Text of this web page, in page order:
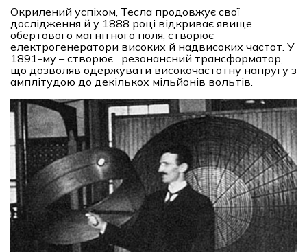
Окрилений успіхом, Тесла продовжує свої
дослідження й у 1888 році відкриває явище
обертового магнітного поля, створює
електрогенератори високих й надвисоких частот. У
1891-му – створює резонансний трансформатор,
що дозволяв одержувати високочастотну напругу з
амплітудою до декількох мільйонів вольтів.